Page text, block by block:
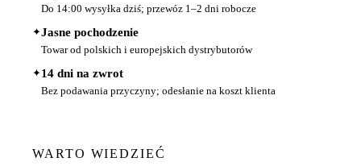
Do 14:00 wysyłka dziś; przewóz 1–2 dni robocze
✦Jasne pochodzenie
Towar od polskich i europejskich dystrybutorów
✦14 dni na zwrot
Bez podawania przyczyny; odesłanie na koszt klienta
WARTO WIEDZIEĆ